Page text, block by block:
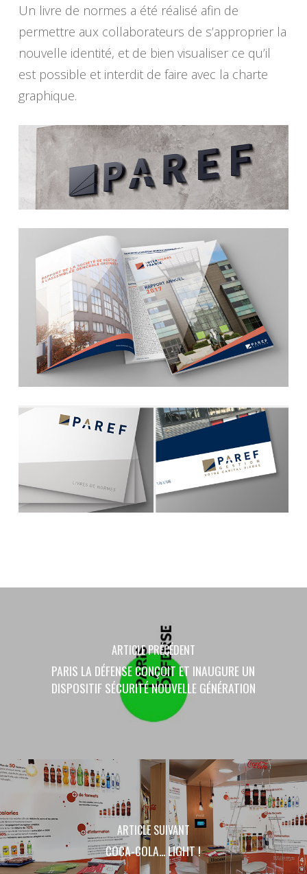
Un livre de normes a été réalisé afin de
permettre aux collaborateurs de s’approprier la
nouvelle identité, et de bien visualiser ce qu’il
est possible et interdit de faire avec la charte
graphique.
ARTICLE PRÉCÉDENT
PARIS LA DÉFENSE CONÇOIT ET INAUGURE UN
DISPOSITIF SÉCURITÉ NOUVELLE GÉNÉRATION
ARTICLE SUIVANT
COCA-COLA... LIGHT !